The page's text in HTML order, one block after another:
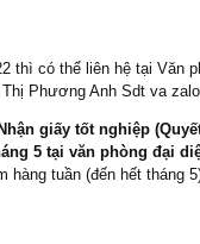
thì có thể liên hệ tại Văn
Thị Phương Anh Sdt va
Nhận giấy tốt nghiệp
5 tại văn phòng đại
hàng tuần (đến hết tháng